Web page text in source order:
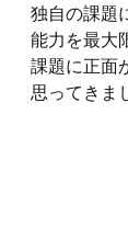
独自の課題
能力を最大
課題に正面
思ってきま